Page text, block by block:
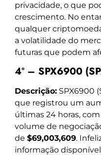
privacidade, o que
crescimento. No
qualquer
a volatilidade do
futuras que podem
4º – SPX6900
Descrição: SPX6900
que registrou um
últimas 24 horas,
volume de
de $69,003,609.
informação